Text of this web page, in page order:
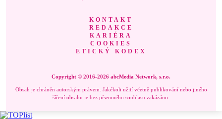
KONTAKT
REDAKCE
KARIÉRA
COOKIES
ETICKÝ KODEX
Copyright © 2016-2026 abcMedia Network, s.r.o.
Obsah je chráněn autorským právem. Jakékoli užití včetně publikování nebo jiného
šíření obsahu je bez písemného souhlasu zakázáno.